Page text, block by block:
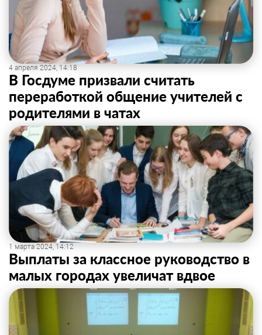
4 апреля 2024, 14:18
В Госдуме призвали считать
переработкой общение учителей с
родителями в чатах
1 марта 2024, 14:12
Выплаты за классное руководство в
малых городах увеличат вдвое